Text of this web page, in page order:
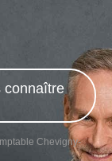
connaître
Chevigny-